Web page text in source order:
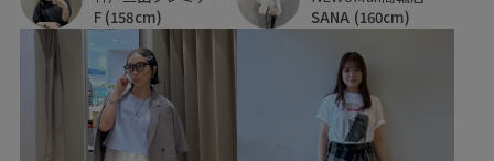
F (158cm)
SANA (160cm)